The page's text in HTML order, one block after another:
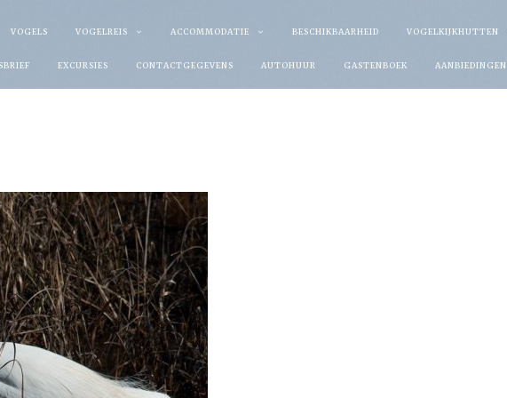
VOGELS VOGELREIS ACCOMMODATIE BESCHIKBAARHEID VOGELKIJKHUTTEN
EXCURSIES CONTACTGEGEVENS AUTOHUUR GASTENBOEK AANBIEDINGEN